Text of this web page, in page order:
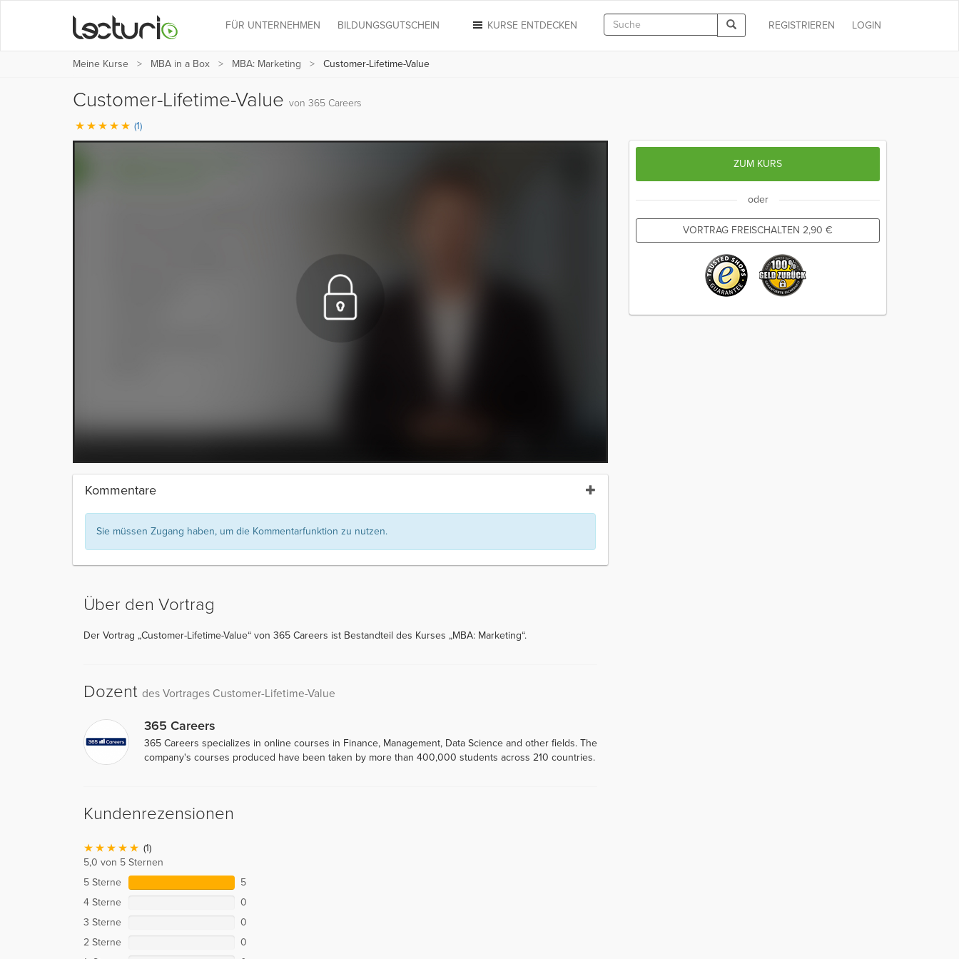
LOGIN
REGISTRIEREN
KURSE ENTDECKEN
FÜR UNTERNEHMEN BILDUNGSGUTSCHEIN
Meine Kurse MBA in a Box MBA: Marketing Customer-Lifetime-Value
Customer-Lifetime-Value von 365 Careers
(1)
Kommentare
Sie müssen Zugang haben, um die Kommentarfunktion zu nutzen.
Über den Vortrag
Der Vortrag „Customer-Lifetime-Value“ von 365 Careers ist Bestandteil des Kurses „MBA: Marketing“.
Dozent des Vortrages Customer-Lifetime-Value
365 Careers
365 Careers specializes in online courses in Finance, Management, Data Science and other fields. The
company's courses produced have been taken by more than 400,000 students across 210 countries.
Kundenrezensionen
(1)
5,0 von 5 Sternen
5 Sterne
5
4 Sterne
0
3 Sterne
0
2 Sterne
0
ZUM KURS
oder
VORTRAG FREISCHALTEN 2,90 €